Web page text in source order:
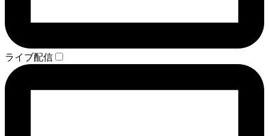
ライブ配信